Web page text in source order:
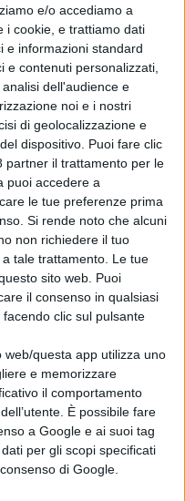
e/o accediamo a
i cookie, e trattiamo dati
e informazioni standard
e contenuti personalizzati,
dell'audience e
noi e i nostri
di geolocalizzazione e
dispositivo. Puoi fare clic
partner il trattamento per le
puoi accedere a
le tue preferenze prima
Si rende noto che alcuni
non richiedere il tuo
tale trattamento. Le tue
sito web. Puoi
il consenso in qualsiasi
clic sul pulsante
questa app utilizza uno
e memorizzare
il comportamento
È possibile fare
a Google e ai suoi tag
per gli scopi specificati
di Google.
abbiamo chiesto di
molto tempo
sembrava un
poteva
delle mie giornate.
nelle sue diverse
vicende della vita
ben altro. Poi però la
spinta alla creatività,
imposto di
una forma di arte
molto e a lungo: la
tempo e risorse
classiche,